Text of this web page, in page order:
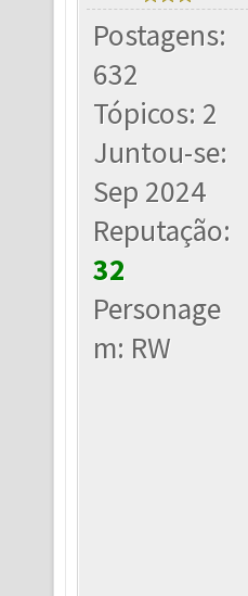
Postagens:
632
Tópicos: 2
Juntou-se:
Sep 2024
Reputação:
32
Personage
m: RW